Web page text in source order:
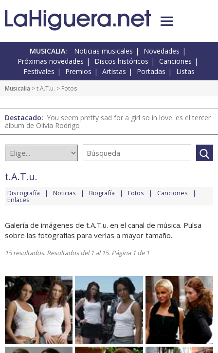
MUSICALIA: Noticias musicales
Novedades
Próximas novedades
Discos históricos
Canciones
Festivales
Premios Artistas Portadas Listas
Musicalia >t.A.T.u. > Fotos
Destacado: 'You seem pretty sad for a girl so in love' es el tercer
álbum de Olivia Rodrigo
t.A.T.u.
Discografía Noticias Biografía Fotos Canciones
Enlaces
Galería de imágenes de t.A.T.u. en el canal de música. Pulsa
sobre las fotografías para verlas a mayor tamaño.
15 resultados. Resultados del 1 al 15. Página 1 de 1